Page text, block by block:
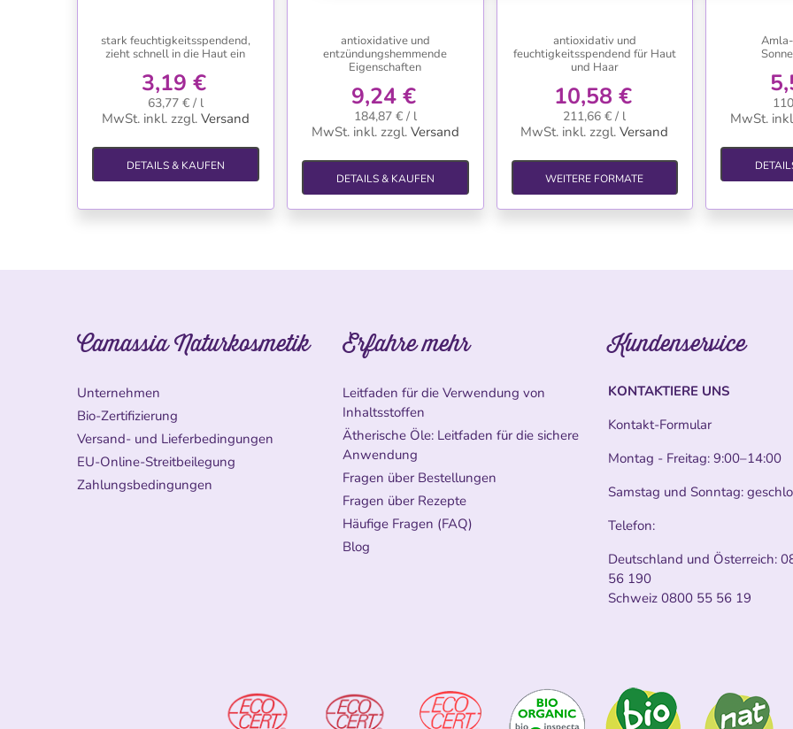
stark feuchtigkeitsspendend,
zieht schnell in die Haut ein
3,19 €
63,77 € / l
MwSt. inkl. zzgl. Versand
DETAILS & KAUFEN
antioxidative und
entzündungshemmende
Eigenschaften
9,24 €
184,87 € / l
MwSt. inkl. zzgl. Versand
DETAILS & KAUFEN
antioxidativ und
feuchtigkeitsspendend für Haut
und Haar
10,58 €
211,66 € / l
MwSt. inkl. zzgl. Versand
WEITERE FORMATE
MwSt.
Camassia Naturkosmetik
Unternehmen
Bio-Zertifizierung
Versand- und Lieferbedingungen
EU-Online-Streitbeilegung
Zahlungsbedingungen
Erfahre mehr
Leitfaden für die Verwendung von
Inhaltsstoffen
Ätherische Öle: Leitfaden für die sichere
Anwendung
Fragen über Bestellungen
Fragen über Rezepte
Häufige Fragen (FAQ)
Blog
Kundenservice
KONTAKTIERE UNS
Kontakt-Formular
Montag - Freitag: 9:00–14:00
Samstag und Sonntag:
Telefon:
Deutschland und Österreich:
56 190
Schweiz 0800 55 56 19